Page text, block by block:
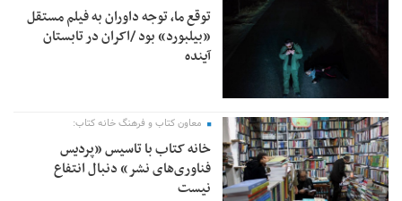
توقع ما، توجه داوران به فیلم مستقل
«بیلبورد» بود /اکران در تابستان
آینده
معاون کتاب و فرهنگ خانه کتاب:
خانه کتاب با تاسیس «پردیس
فناوری‌های نشر» دنبال انتفاع
نیست